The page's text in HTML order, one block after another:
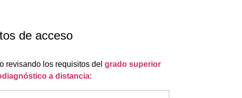
de acceso
revisando los requisitos del grado superior
a distancia: